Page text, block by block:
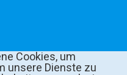
Cookies, um
unsere Dienste zu